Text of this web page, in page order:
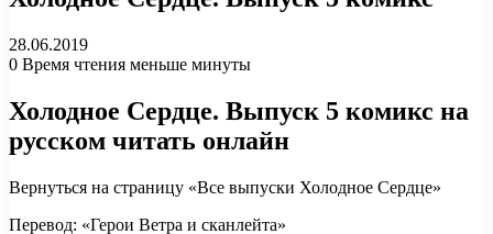
28.06.2019
0 Время чтения меньше минуты
Холодное Сердце. Выпуск 5 комикс на
русском читать онлайн
Вернуться на страницу «Все выпуски Холодное Сердце»
Перевод: «Герои Ветра и сканлейта»